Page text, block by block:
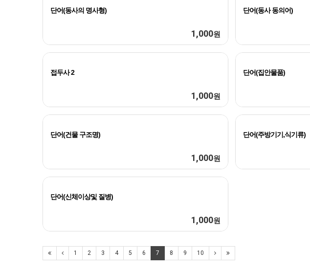
단어(동사의 명사형)
1,000원
단어(동사 동의어)
접두사 2
1,000원
단어(집안물품)
단어(건물 구조명)
1,000원
단어(주방기기,식기류)
단어(신체이상및 질병)
1,000원
1 2 3 4 5 6 7 8 9 10